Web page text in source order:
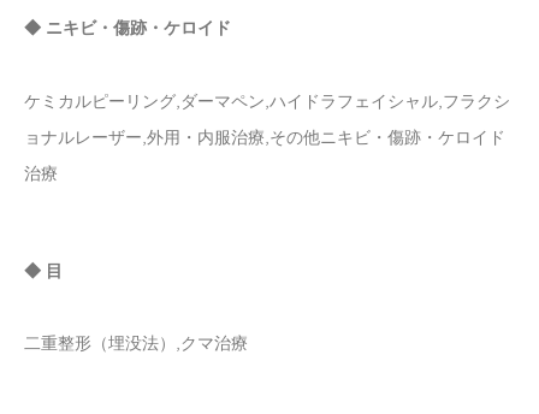
◆ ニキビ・傷跡・ケロイド
ケミカルピーリング,ダーマペン,ハイドラフェイシャル,フラクシ
ョナルレーザー,外用・内服治療,その他ニキビ・傷跡・ケロイド
治療
◆ 目
二重整形（埋没法）,クマ治療